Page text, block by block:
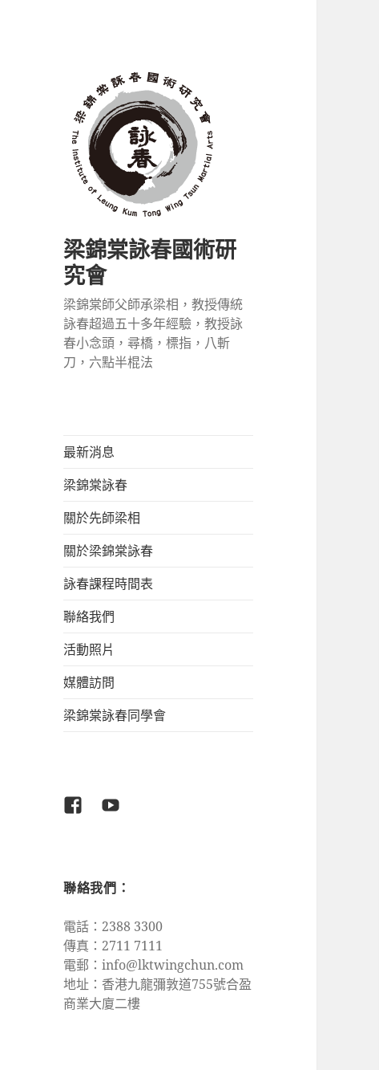
梁錦棠詠春國術研
究會
梁錦棠師父師承梁相，教授傳統
詠春超過五十多年經驗，教授詠
春小念頭，尋橋，標指，八斬
刀，六點半棍法
最新消息
梁錦棠詠春
關於先師梁相
關於梁錦棠詠春
詠春課程時間表
聯絡我們
活動照片
媒體訪問
梁錦棠詠春同學會
FacebookYoutube
聯絡我們：
電話：2388 3300
傳真：2711 7111
電郵：info@lktwingchun.com
地址：香港九龍彌敦道755號合盈
商業大廈二樓